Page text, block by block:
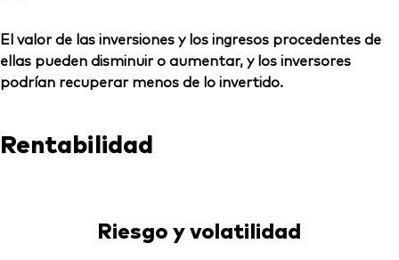
El valor de las inversiones y los ingresos procedentes de
ellas pueden disminuir o aumentar, y los inversores
podrían recuperar menos de lo invertido.
Rentabilidad
Riesgo y volatilidad